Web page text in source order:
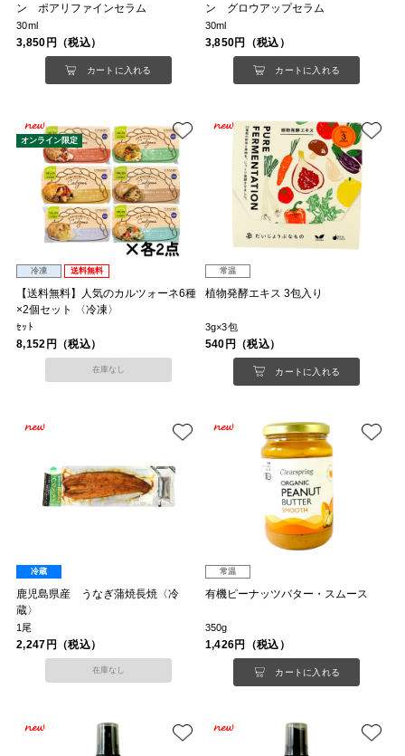
ン ポアリファインセラム
30ml
3,850円（税込）
カートに入れる
ン グロウアップセラム
30ml
3,850円（税込）
カートに入れる
オンライン限定
冷凍 送料無料
【送料無料】人気のカルツォーネ6種
×2個セット 〈冷凍〉
ｾｯﾄ
8,152円（税込）
在庫なし
常温
植物発酵エキス 3包入り
3g×3包
540円（税込）
カートに入れる
冷蔵
鹿児島県産 うなぎ蒲焼長焼〈冷
蔵〉
1尾
2,247円（税込）
在庫なし
常温
有機ピーナッツバター・スムース
350g
1,426円（税込）
カートに入れる